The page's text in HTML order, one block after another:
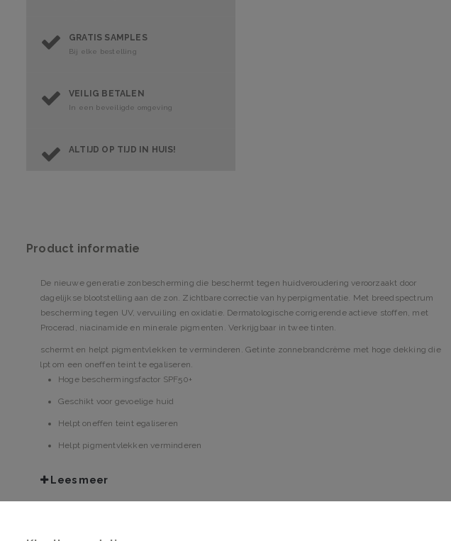
GRATIS SAMPLES
Bij elke bestelling
VEILIG BETALEN
In een beveiligde omgeving
ALTIJD OP TIJD IN HUIS!
Product informatie
De nieuwe generatie zonbescherming die beschermt tegen huidveroudering veroorzaakt door
dagelijkse blootstelling aan de zon. Zichtbare correctie van hyperpigmentatie. Met breedspectrum
bescherming tegen UV, vervuiling en oxidatie. Dermatologische corrigerende actieve stoffen, met
Procerad, niacinamide en minerale pigmenten. Verkrijgbaar in twee tinten.
Beschermt en helpt pigmentvlekken te verminderen. Getinte zonnebrandcrème met hoge dekking die
helpt om een oneffen teint te egaliseren.
Hoge beschermingsfactor SPF50+
Geschikt voor gevoelige huid
Helpt oneffen teint egaliseren
Helpt pigmentvlekken verminderen
Voor dagelijks gebruik, aanbrengen op een schone huid, aan het einde van de huidverzorgingsroutine.
Lees meer